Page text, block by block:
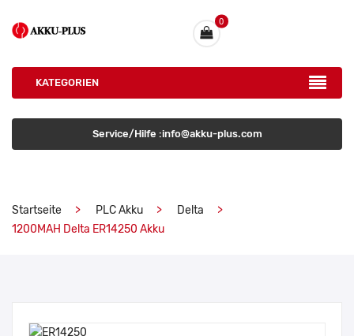
0
KATEGORIEN
Service/Hilfe :info@akku-plus.com
Startseite PLC Akku
Delta
1200MAH Delta ER14250 Akku